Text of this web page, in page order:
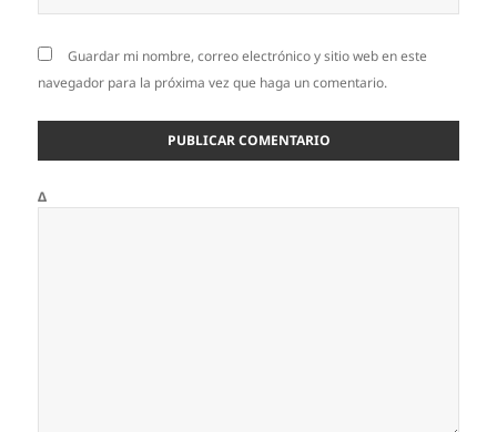
Guardar mi nombre, correo electrónico y sitio web en este
navegador para la próxima vez que haga un comentario.
Δ